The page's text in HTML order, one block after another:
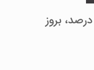
سعی ما بر آن بوده که شما را با تمام علل احتمالی و درمان این مشکل آشنا نماییم. اما بهتر است بدانید طبق آمار حدود ۸۵ درصد، بروز